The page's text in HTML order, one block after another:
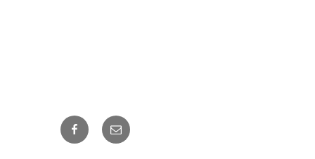
Facebook
E-
Mail